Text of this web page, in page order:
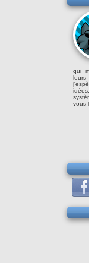
qui
leurs
vous